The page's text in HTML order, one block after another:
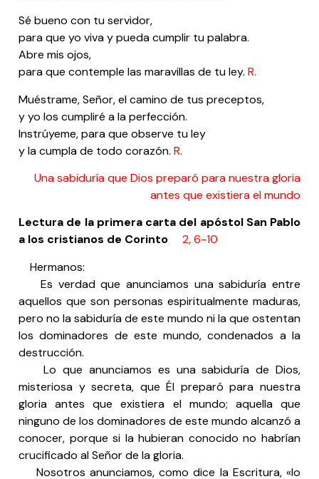
Sé bueno con tu servidor,
para que yo viva y pueda cumplir tu palabra.
Abre mis ojos,
para que contemple las maravillas de tu ley. R.
Muéstrame, Señor, el camino de tus preceptos,
y yo los cumpliré a la perfección.
Instrúyeme, para que observe tu ley
y la cumpla de todo corazón. R.
Una sabiduría que Dios preparó para nuestra gloria
antes que existiera el mundo
Lectura de la primera carta del apóstol San Pablo
a los cristianos de Corinto
2, 6-10
Hermanos:
Es verdad que anunciamos una sabiduría entre
aquellos que son personas espiritualmente maduras,
pero no la sabiduría de este mundo ni la que ostentan
los dominadores de este mundo, condenados a la
destrucción.
Lo que anunciamos es una sabiduría de Dios,
misteriosa y secreta, que Él preparó para nuestra
gloria antes que existiera el mundo; aquella que
ninguno de los dominadores de este mundo alcanzó a
conocer, porque si la hubieran conocido no habrían
crucificado al Señor de la gloria.
Nosotros anunciamos, como dice la Escritura, «lo